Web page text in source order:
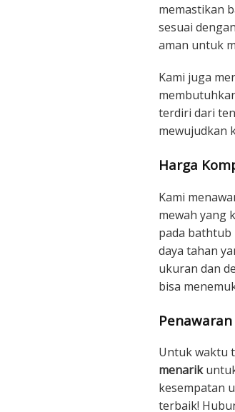
memastikan
sesuai
aman untuk
Kami juga
terdiri dari
mewujudkan
Harga
Kami
mewah yang
pada bathtub
daya tahan
ukuran dan
bisa
Untuk waktu
menarik
kesempatan
terbaik!